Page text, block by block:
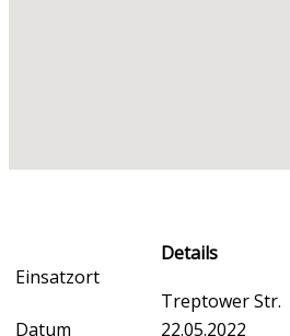
Einsatzort
Details
Treptower Str.
Datum
22.05.2022